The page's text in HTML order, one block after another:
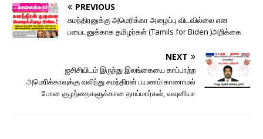
PREVIOUS
சுமந்திரனுக்கு அமெரிக்கா அழைப்பு விடவில்லை என
பபைடனுக்காக தமிழர்கள் (Tamils for Biden )அறிக்கை
NEXT
ஐசிசியிடம் இருந்து இலங்கையை காப்பாற்ற
அமெரிக்காவுக்கு வலிந்து சுமந்திரன் பயணம்:காணாமல்
போன குழந்தைகளுக்கான தாய்மார்கள், வவுனியா